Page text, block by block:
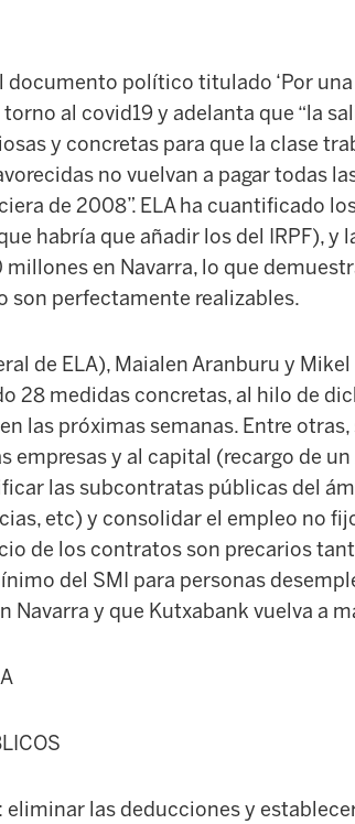
documento político titulado ‘Por una
al covid19 y adelanta que “la
y concretas para que la clase
no vuelvan a pagar todas
de 2008”. ELA ha cuantificado
habría que añadir los del IRPF), y
en Navarra, lo que
son perfectamente realizables.
de ELA), Maialen Aranburu y
28 medidas concretas, al hilo de
las próximas semanas. Entre
empresas y al capital (recargo de
las subcontratas públicas del
etc) y consolidar el empleo no
de los contratos son precarios
del SMI para personas
Navarra y que Kutxabank vuelva a
eliminar las deducciones y